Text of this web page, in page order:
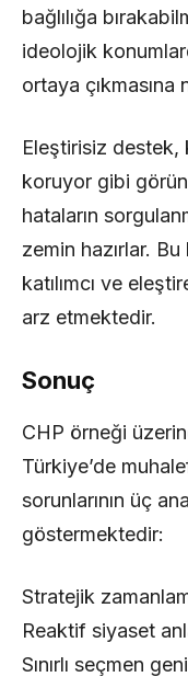
bağlılığa
ideolojik
ortaya çıkmasına
Eleştirisiz destek,
koruyor gibi
hataların
zemin hazırlar.
katılımcı ve
arz etmektedir.
Sonuç
CHP örneği
Türkiye’de
sorunlarının üç
göstermektedir:
Stratejik
Reaktif siyaset
Sınırlı seçmen